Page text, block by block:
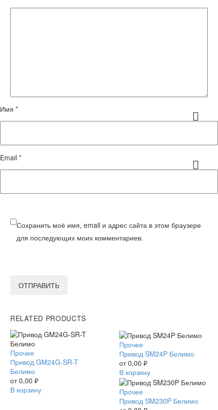
Имя *
Email *
Сохранить моё имя, email и адрес сайта в этом браузере
для последующих моих комментариев.
ОТПРАВИТЬ
RELATED PRODUCTS
Привод
GM24G-
SR-
T
Белимо
Прочее
Привод GM24G-SR-T
Белимо
от0,00 ₽
В корзину
Привод
SM24P
Белимо
Прочее
Привод SM24P Белимо
от0,00 ₽
В корзину
Привод
SM230P
Прочее
Привод SM230P Белимо